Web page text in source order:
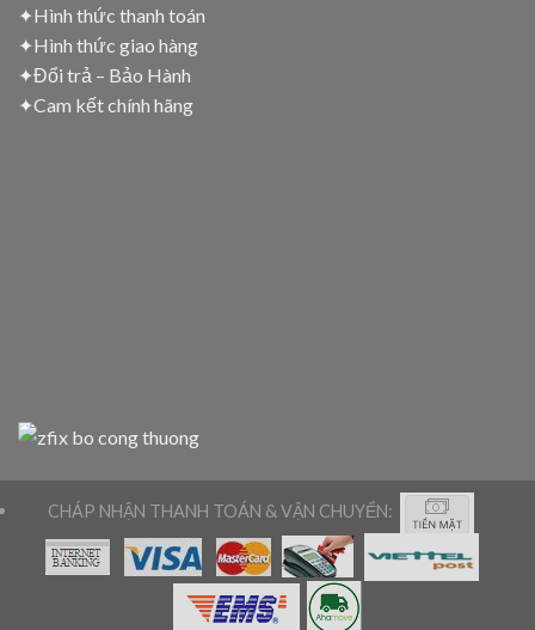
✦Hình thức thanh toán
✦Hình thức giao hàng
✦Đổi trả – Bảo Hành
✦Cam kết chính hãng
CHÁP NHẬN THANH TOÁN & VẬN CHUYỂN: